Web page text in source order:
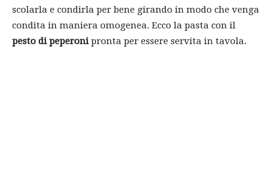
scolarla e condirla per bene girando in modo che venga
condita in maniera omogenea. Ecco la pasta con il
pesto di peperonipronta per essere servita in tavola.